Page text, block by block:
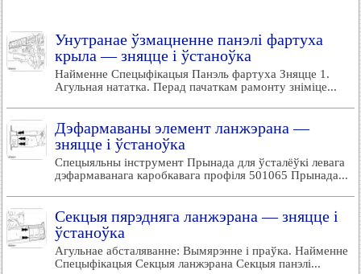
Унутранае ўзмацненне панэлі фартуха
крыла — зняцце і ўстаноўка
Найменне Спецыфікацыя Панэль фартуха Зняцце 1.
Агульная нататка. Перад пачаткам рамонту зніміце...
Дэфармаваны элемент ланжэрана —
зняцце і ўстаноўка
Спецыяльны інструмент Прынада для ўсталёўкі левага
дэфармаванага каробкавага профіля 501065 Прынада...
Секцыя пярэдняга ланжэрана — зняцце і
ўстаноўка
Агульнае абсталяванне: Вымярэнне і праўка. Найменне
Спецыфікацыя Секцыя ланжэрана Секцыя панэлі...